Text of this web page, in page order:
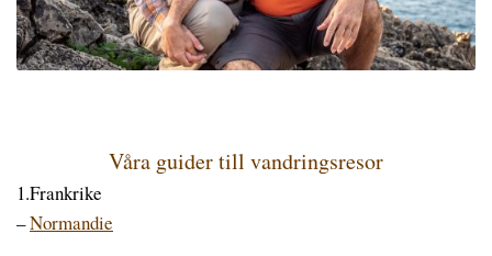
Våra guider till vandringsresor
1.Frankrike
–Normandie